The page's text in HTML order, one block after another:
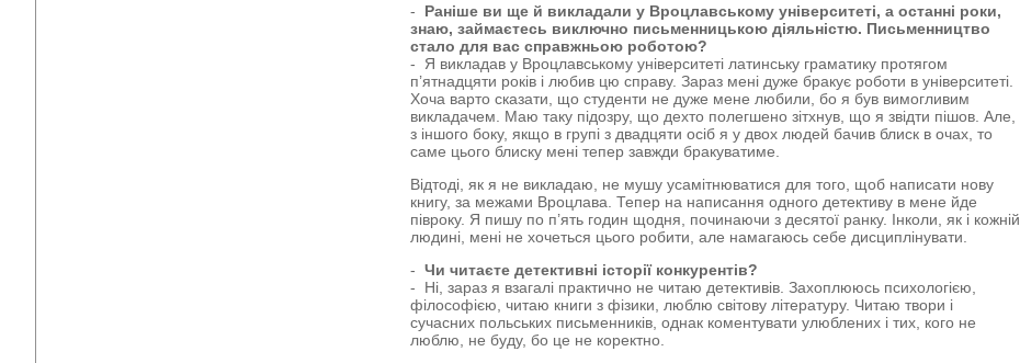
- Раніше ви ще й викладали у Вроцлавському університеті, а останні роки,
знаю, займаєтесь виключно письменницькою діяльністю. Письменництво
стало для вас справжньою роботою?
- Я викладав у Вроцлавському університеті латинську граматику протягом
п’ятнадцяти років і любив цю справу. Зараз мені дуже бракує роботи в університеті.
Хоча варто сказати, що студенти не дуже мене любили, бо я був вимогливим
викладачем. Маю таку підозру, що дехто полегшено зітхнув, що я звідти пішов. Але,
з іншого боку, якщо в групі з двадцяти осіб я у двох людей бачив блиск в очах, то
саме цього блиску мені тепер завжди бракуватиме.
Відтоді, як я не викладаю, не мушу усамітнюватися для того, щоб написати нову
книгу, за межами Вроцлава. Тепер на написання одного детективу в мене йде
півроку. Я пишу по п’ять годин щодня, починаючи з десятої ранку. Інколи, як і кожній
людині, мені не хочеться цього робити, але намагаюсь себе дисциплінувати.
-Чи читаєте детективні історії конкурентів?
- Ні, зараз я взагалі практично не читаю детективів. Захоплююсь психологією,
філософією, читаю книги з фізики, люблю світову літературу. Читаю твори і
сучасних польських письменників, однак коментувати улюблених і тих, кого не
люблю, не буду, бо це не коректно.